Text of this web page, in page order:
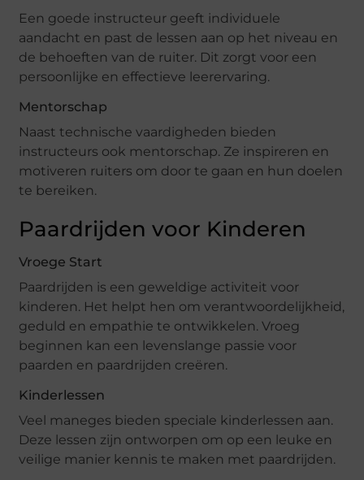
Een goede instructeur geeft individuele
aandacht en past de lessen aan op het niveau en
de behoeften van de ruiter. Dit zorgt voor een
persoonlijke en effectieve leerervaring.
Mentorschap
Naast technische vaardigheden bieden
instructeurs ook mentorschap. Ze inspireren en
motiveren ruiters om door te gaan en hun doelen
te bereiken.
Paardrijden voor Kinderen
Vroege Start
Paardrijden is een geweldige activiteit voor
kinderen. Het helpt hen om verantwoordelijkheid,
geduld en empathie te ontwikkelen. Vroeg
beginnen kan een levenslange passie voor
paarden en paardrijden creëren.
Kinderlessen
Veel maneges bieden speciale kinderlessen aan.
Deze lessen zijn ontworpen om op een leuke en
veilige manier kennis te maken met paardrijden.